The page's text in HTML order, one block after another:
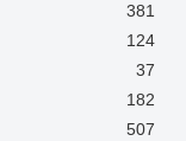
381
124
37
182
507